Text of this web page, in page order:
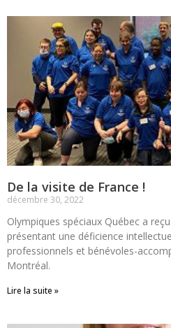
De la visite de France !
décembre 30, 2022
Olympiques spéciaux Québec a
présentant une déficience
professionnels et bénévoles-
Montréal.
Lire la suite »